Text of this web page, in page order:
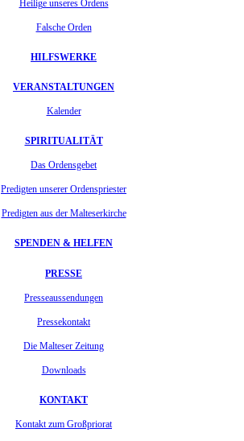
Heilige unseres Ordens
Falsche Orden
HILFSWERKE
VERANSTALTUNGEN
Kalender
SPIRITUALITÄT
Das Ordensgebet
Predigten unserer Ordenspriester
Predigten aus der Malteserkirche
SPENDEN & HELFEN
PRESSE
Presseaussendungen
Pressekontakt
Die Malteser Zeitung
Downloads
KONTAKT
Kontakt zum Großpriorat